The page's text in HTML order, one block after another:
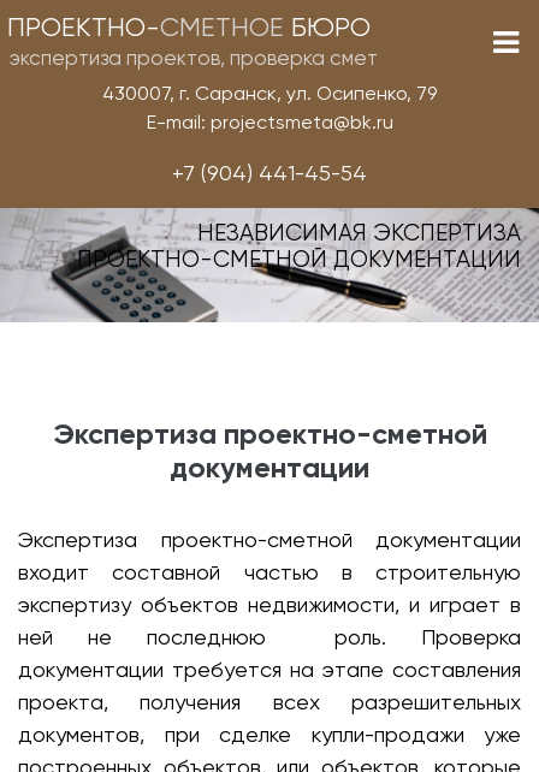
ПРОЕКТНО-СМЕТНОЕ БЮРО
экспертиза проектов, проверка смет
430007, г. Саранск, ул. Осипенко, 79
E-mail: projectsmeta@bk.ru
+7 (904) 441-45-54
НЕЗАВИСИМАЯ ЭКСПЕРТИЗА
ПРОЕКТНО-СМЕТНОЙ ДОКУМЕНТАЦИИ
Экспертиза проектно-сметной
документации
Экспертиза проектно-сметной документации
входит составной частью в строительную
экспертизу объектов недвижимости, и играет в
ней не последнюю роль. Проверка
документации требуется на этапе составления
проекта, получения всех разрешительных
документов, при сделке купли-продажи уже
построенных объектов, или объектов, которые